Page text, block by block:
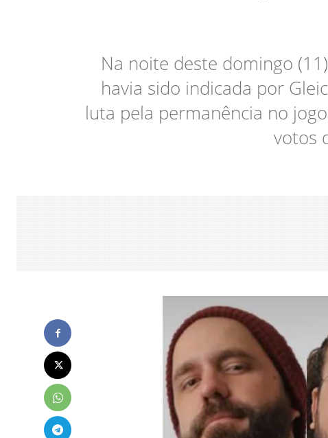
Na noite deste domingo
havia sido indicada por
luta pela permanência no
votos